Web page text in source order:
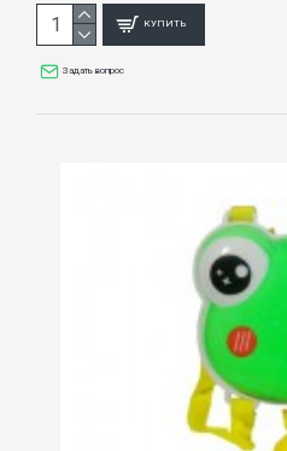
КУПИТЬ
Задать вопрос